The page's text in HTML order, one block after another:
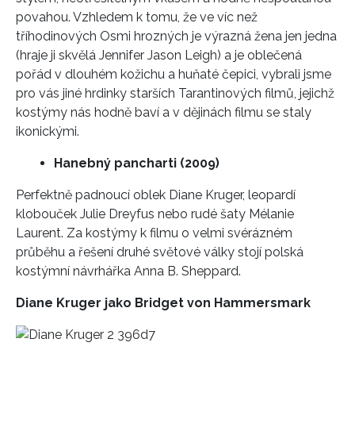
povahou. Vzhledem k tomu, že ve víc než
tříhodinových Osmi hrozných je výrazná žena jen jedna
(hraje ji skvělá Jennifer Jason Leigh) a je oblečená
pořád v dlouhém kožichu a huňaté čepici, vybrali jsme
pro vás jiné hrdinky starších Tarantinových filmů, jejichž
kostýmy nás hodně baví a v dějinách filmu se staly
ikonickými.
Hanebný pancharti (2009)
Perfektně padnoucí oblek Diane Kruger, leopardí
klobouček Julie Dreyfus nebo rudé šaty Mélanie
Laurent. Za kostýmy k filmu o velmi svérázném
průběhu a řešení druhé světové války stojí polská
kostýmní návrhářka Anna B. Sheppard.
Diane Kruger jako Bridget von Hammersmark